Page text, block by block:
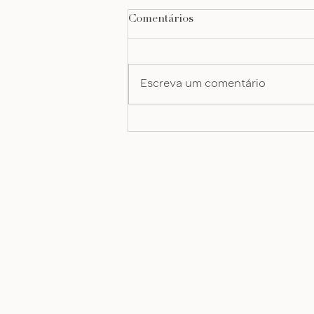
revista prevenir
Comentários
Escreva um comentário